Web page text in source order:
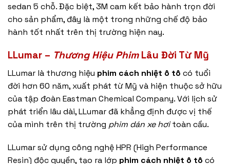
sedan 5 chỗ. Đặc biệt, 3M cam kết bảo hành trọn đời
cho sản phẩm, đây là một trong những chế độ bảo
hành tốt nhất trên thị trường hiện nay.
LLumar – Thương Hiệu PhimLâu Đời Từ Mỹ
LLumar là thương hiệu phim cách nhiệt ô tô có tuổi
đời hơn 60 năm, xuất phát từ Mỹ và hiện thuộc sở hữu
của tập đoàn Eastman Chemical Company. Với lịch sử
phát triển lâu dài, LLumar đã khẳng định được vị thế
của mình trên thị trường phim dán xe hơitoàn cầu.
LLumar sử dụng công nghệ HPR (High Performance
Resin) độc quyền, tạo ra lớp phim cách nhiệt ô tô có